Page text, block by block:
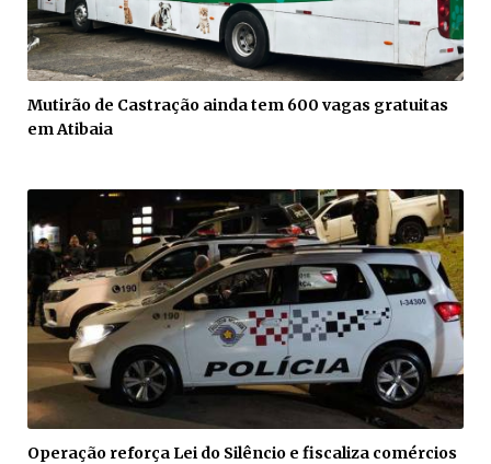
Mutirão de Castração ainda tem 600 vagas gratuitas
em Atibaia
Operação reforça Lei do Silêncio e fiscaliza comércios